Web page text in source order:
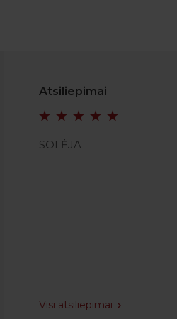
Atsiliepimai
SOLĖJA
Visi atsiliepimai